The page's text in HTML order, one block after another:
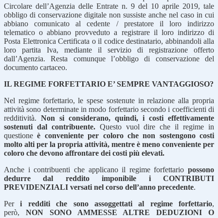
Circolare dell’Agenzia delle Entrate n. 9 del 10 aprile 2019, tale
obbligo di conservazione digitale non sussiste anche nel caso in cui
abbiano comunicato al cedente / prestatore il loro indirizzo
telematico o abbiano provveduto a registrare il loro indirizzo di
Posta Elettronica Certificata o il codice destinatario, abbinandoli alla
loro partita Iva, mediante il servizio di registrazione offerto
dall’Agenzia. Resta comunque l’obbligo di conservazione del
documento cartaceo.
IL REGIME FORFETTARIO E’ SEMPRE VANTAGGIOSO?
Nel regime forfettario, le spese sostenute in relazione alla propria
attività sono determinate in modo forfettario secondo i coefficienti di
redditività. Non si considerano, quindi, i costi effettivamente
sostenuti dal contribuente.Questo vuol dire che il regime in
questioneè conveniente per coloro che non sostengono costi
molto alti per la propria attività, mentre è meno conveniente per
coloro che devono affrontare dei costi più elevati.
Anche i contribuenti che applicano il regime forfettario possono
dedurre dal reddito imponibile i CONTRIBUTI
PREVIDENZIALI versati nel corso dell’anno precedente.
Peri redditi che sono assoggettati al regime forfettario,
però, NON SONO AMMESSE ALTRE DEDUZIONI O